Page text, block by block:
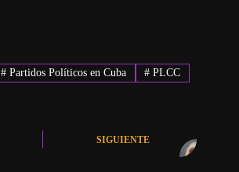
#Partidos Políticos en Cuba # PLCC
SIGUIENTE